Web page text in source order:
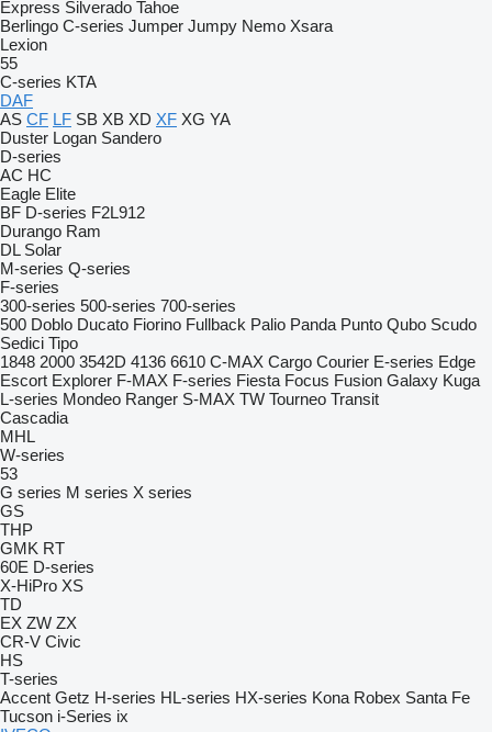
Express Silverado Tahoe
Berlingo C-series Jumper Jumpy Nemo Xsara
Lexion
55
C-series KTA
DAF
AS CF LF SB XB XD XF XG YA
Duster Logan Sandero
D-series
AC HC
Eagle Elite
BF D-series F2L912
Durango Ram
DL Solar
M-series Q-series
F-series
300-series 500-series 700-series
500 Doblo Ducato Fiorino Fullback Palio Panda Punto Qubo Scudo
Sedici Tipo
1848 2000 3542D 4136 6610 C-MAX Cargo Courier E-series Edge
Escort Explorer F-MAX F-series Fiesta Focus Fusion Galaxy Kuga
L-series Mondeo Ranger S-MAX TW Tourneo Transit
Cascadia
MHL
W-series
53
G series M series X series
GS
THP
GMK RT
60E D-series
X-HiPro XS
TD
EX ZW ZX
CR-V Civic
HS
T-series
Accent Getz H-series HL-series HX-series Kona Robex Santa Fe
Tucson i-Series ix